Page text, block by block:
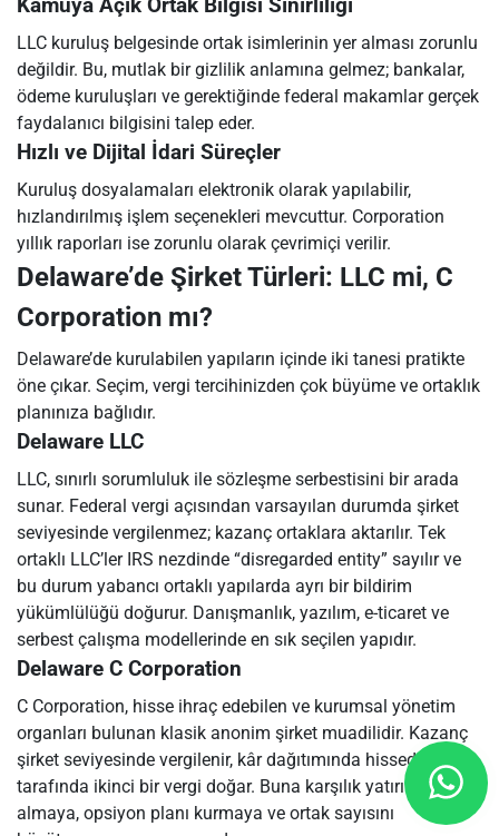
Kamuya Açık Ortak Bilgisi Sınırlılığı
LLC kuruluş belgesinde ortak isimlerinin yer alması zorunlu
değildir. Bu, mutlak bir gizlilik anlamına gelmez; bankalar,
ödeme kuruluşları ve gerektiğinde federal makamlar gerçek
faydalanıcı bilgisini talep eder.
Hızlı ve Dijital İdari Süreçler
Kuruluş dosyalamaları elektronik olarak yapılabilir,
hızlandırılmış işlem seçenekleri mevcuttur. Corporation
yıllık raporları ise zorunlu olarak çevrimiçi verilir.
Delaware’de Şirket Türleri: LLC mi, C
Corporation mı?
Delaware’de kurulabilen yapıların içinde iki tanesi pratikte
öne çıkar. Seçim, vergi tercihinizden çok büyüme ve ortaklık
planınıza bağlıdır.
Delaware LLC
LLC, sınırlı sorumluluk ile sözleşme serbestisini bir arada
sunar. Federal vergi açısından varsayılan durumda şirket
seviyesinde vergilenmez; kazanç ortaklara aktarılır. Tek
ortaklı LLC’ler IRS nezdinde “disregarded entity” sayılır ve
bu durum yabancı ortaklı yapılarda ayrı bir bildirim
yükümlülüğü doğurur. Danışmanlık, yazılım, e-ticaret ve
serbest çalışma modellerinde en sık seçilen yapıdır.
Delaware C Corporation
C Corporation, hisse ihraç edebilen ve kurumsal yönetim
organları bulunan klasik anonim şirket muadilidir. Kazanç
şirket seviyesinde vergilenir, kâr dağıtımında hissedar
tarafında ikinci bir vergi doğar. Buna karşılık yatırım
almaya, opsiyon planı kurmaya ve ortak sayısını